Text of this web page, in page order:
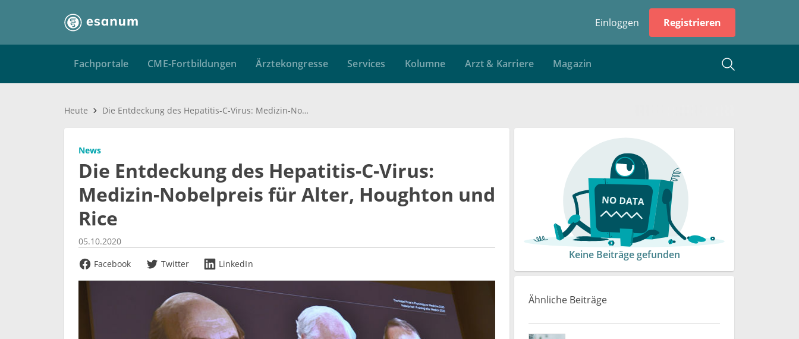
Einloggen Registrieren
Fachportale CME-Fortbildungen Ärztekongresse Services Kolumne Arzt & Karriere Magazin
Heute Die Entdeckung des Hepatitis-C-Virus: Medizin-Nobelpreis für Alter, Houghton und Rice
News
Die Entdeckung des Hepatitis-C-Virus:
Medizin-Nobelpreis für Alter, Houghton und
Rice
05.10.2020
Facebook
Twitter LinkedIn
Keine Beiträge gefunden
Ähnliche Beiträge